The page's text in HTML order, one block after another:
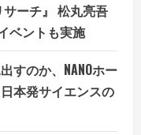
ーチ』 松丸亮吾
ベントも実施
すのか、NANOホー
本発サイエンスの